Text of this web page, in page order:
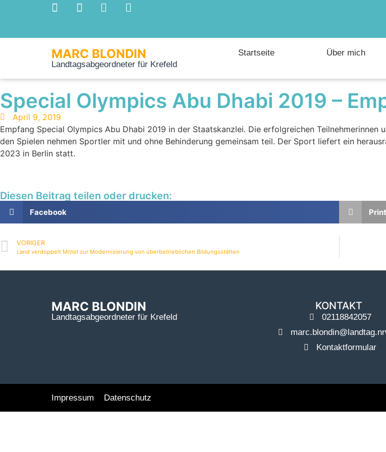
MARC BLONDIN
Landtagsabgeordneter für Krefeld
Startseite Über mich
Special Olympics Abu Dhabi 2019 –
April 9, 2019
Empfang Special Olympics Abu Dhabi 2019 in der Staatskanzlei. Die erfolgreichen
den Spielen nehmen Sportler mit und ohne Behinderung gemeinsam teil. Der Sport liefert ein
2023 in Berlin statt.
Diesen Beitrag teilen oder drucken:
Facebook Print
VORIGER
Land verdoppelt Mittel zur Modernisierung von überbetrieblichen Bildungsstätten
MARC BLONDIN
Landtagsabgeordneter für Krefeld
KONTAKT
02118842057
Kontaktformular
Impressum Datenschutz